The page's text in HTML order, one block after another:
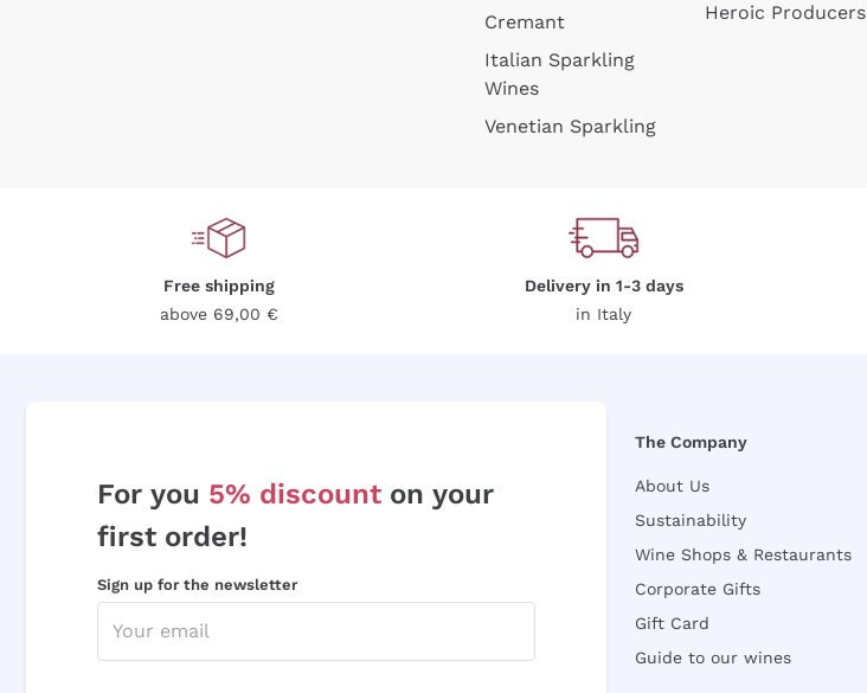
Cremant
Italian Sparkling
Wines
Venetian Sparkling
Heroic Producers
Free shipping
above 69,00 €
Delivery in 1-3 days
in Italy
For you 5% discount on your
first order!
Sign up for the newsletter
The Company
About Us
Sustainability
Wine Shops & Restaurants
Corporate Gifts
Gift Card
Guide to our wines